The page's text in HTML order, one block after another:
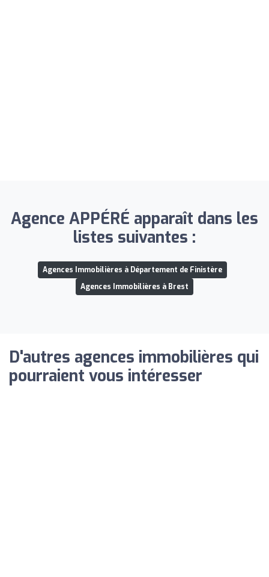
Agence APPÉRÉ apparaît dans les
listes suivantes :
Agences Immobilières à Département de Finistère
Agences Immobilières à Brest
D'autres agences immobilières qui
pourraient vous intéresser